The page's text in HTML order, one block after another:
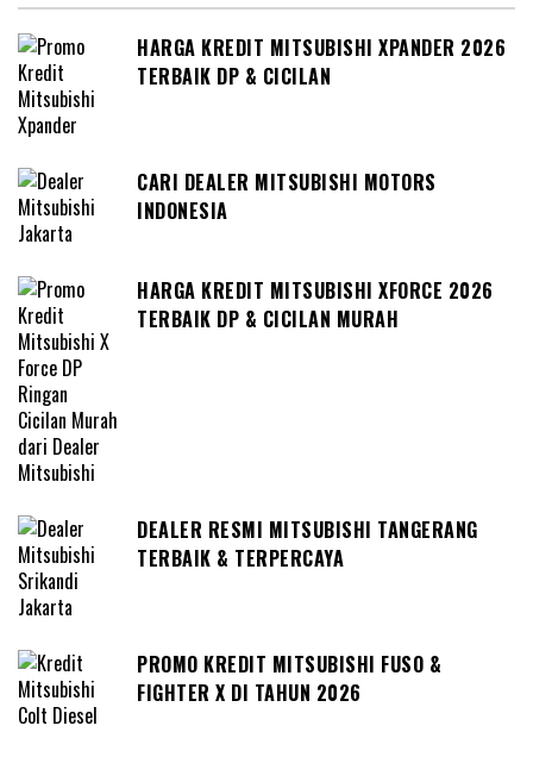
HARGA KREDIT MITSUBISHI XPANDER 2026
TERBAIK DP & CICILAN
CARI DEALER MITSUBISHI MOTORS
INDONESIA
HARGA KREDIT MITSUBISHI XFORCE 2026
TERBAIK DP & CICILAN MURAH
DEALER RESMI MITSUBISHI TANGERANG
TERBAIK & TERPERCAYA
PROMO KREDIT MITSUBISHI FUSO &
FIGHTER X DI TAHUN 2026